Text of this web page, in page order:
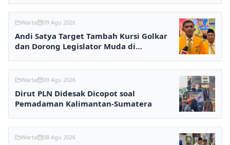
Warta 09 Agu 2026
Andi Satya Target Tambah Kursi Golkar
dan Dorong Legislator Muda di
Warta 09 Agu 2026
Dirut PLN Didesak Dicopot soal
Pemadaman Kalimantan-Sumatera
Warta 08 Agu 2026